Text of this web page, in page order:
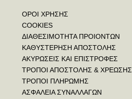
ΟΡΟΙ ΧΡΗΣΗΣ
COOKIES
ΔΙΑΘΕΣΙΜΟΤΗΤΑ ΠΡΟΙΟΝΤΩΝ
ΚΑΘΥΣΤΕΡΗΣΗ ΑΠΟΣΤΟΛΗΣ
ΑΚΥΡΩΣΕΙΣ ΚΑΙ ΕΠΙΣΤΡΟΦΕΣ
ΤΡΟΠΟΙ ΑΠΟΣΤΟΛΗΣ & ΧΡΕΩΣΗΣ
ΤΡΟΠΟΙ ΠΛΗΡΩΜΗΣ
ΑΣΦΑΛΕΙΑ ΣΥΝΑΛΛΑΓΩΝ